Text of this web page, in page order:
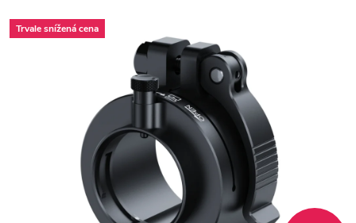
Trvale snížená cena